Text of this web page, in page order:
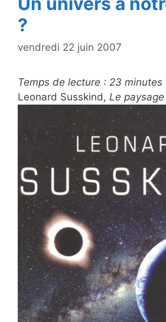
?
vendredi 22 juin 2007
Temps de lecture : 23 minutes
Leonard Susskind, Le